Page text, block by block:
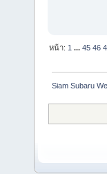
หน้า:1 ...45 46
Siam Subaru